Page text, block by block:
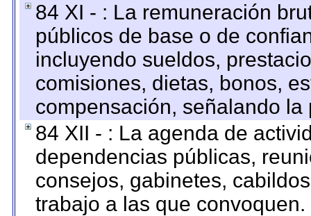
84 XI - : La remuneración
públicos de base o de
incluyendo sueldos,
comisiones, dietas, bonos,
compensación, señalando
84 XII - : La agenda de
dependencias públicas,
consejos, gabinetes,
trabajo a las que convoquen.